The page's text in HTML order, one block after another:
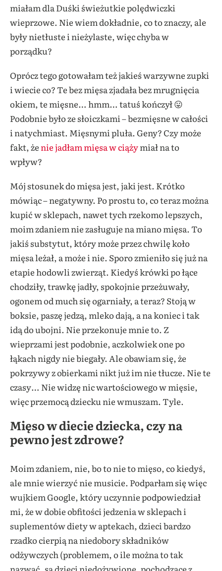
miałam dla Duśki świeżutkie polędwiczki
wieprzowe. Nie wiem dokładnie, co to znaczy, ale
były nietłuste i nieżylaste, więc chyba w
porządku?
Oprócz tego gotowałam też jakieś warzywne zupki
i wiecie co? Te bez mięsa zjadała bez mrugnięcia
okiem, te mięsne… hmm… tatuś kończył 😛
Podobnie było ze słoiczkami – bezmięsne w całości
i natychmiast. Mięsnymi pluła. Geny? Czy może
fakt, że nie jadłam mięsa w ciążymiał na to
wpływ?
Mój stosunek do mięsa jest, jaki jest. Krótko
mówiąc – negatywny. Po prostu to, co teraz można
kupić w sklepach, nawet tych rzekomo lepszych,
moim zdaniem nie zasługuje na miano mięsa. To
jakiś substytut, który może przez chwilę koło
mięsa leżał, a może i nie. Sporo zmieniło się już na
etapie hodowli zwierząt. Kiedyś krówki po łące
chodziły, trawkę jadły, spokojnie przeżuwały,
ogonem od much się ogarniały, a teraz? Stoją w
boksie, paszę jedzą, mleko dają, a na koniec i tak
idą do ubojni. Nie przekonuje mnie to. Z
wieprzami jest podobnie, aczkolwiek one po
łąkach nigdy nie biegały. Ale obawiam się, że
pokrzywy z obierkami nikt już im nie tłucze. Nie te
czasy… Nie widzę nic wartościowego w mięsie,
więc przemocą dziecku nie wmuszam. Tyle.
Mięso w diecie dziecka, czy na
pewno jest zdrowe?
Moim zdaniem, nie, bo to nie to mięso, co kiedyś,
ale mnie wierzyć nie musicie. Podparłam się więc
wujkiem Google, który uczynnie podpowiedział
mi, że w dobie obfitości jedzenia w sklepach i
suplementów diety w aptekach, dzieci bardzo
rzadko cierpią na niedobory składników
odżywczych (problemem, o ile można to tak